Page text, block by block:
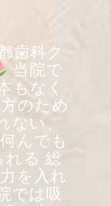
歯科ク
当院で
もなく
のため
ない、
んでも
れる 総
を入れ
では吸